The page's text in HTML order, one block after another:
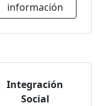
información
Integración
Social